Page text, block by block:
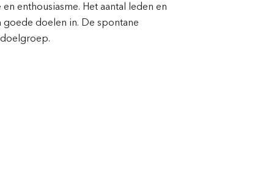
enthousiasme. Het aantal leden en
doelen in. De spontane